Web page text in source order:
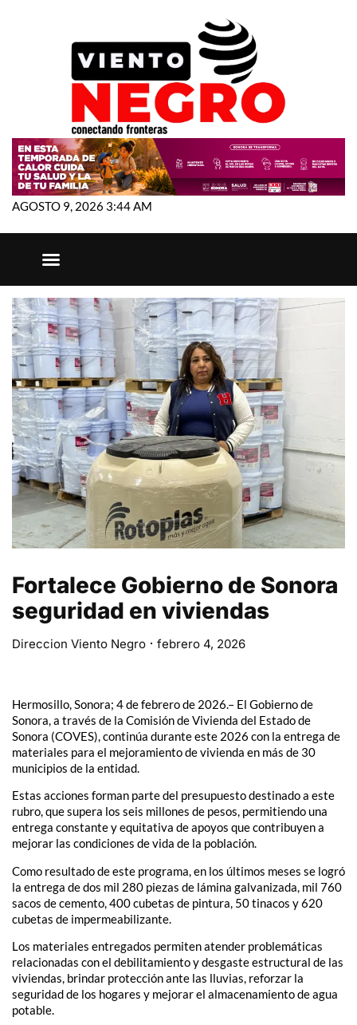
AGOSTO 9, 2026 3:44 AM
Fortalece Gobierno de Sonora
seguridad en viviendas
Direccion Viento Negro febrero 4, 2026
Hermosillo, Sonora; 4 de febrero de 2026.– El Gobierno de
Sonora, a través de la Comisión de Vivienda del Estado de
Sonora (COVES), continúa durante este 2026 con la entrega de
materiales para el mejoramiento de vivienda en más de 30
municipios de la entidad.
Estas acciones forman parte del presupuesto destinado a este
rubro, que supera los seis millones de pesos, permitiendo una
entrega constante y equitativa de apoyos que contribuyen a
mejorar las condiciones de vida de la población.
Como resultado de este programa, en los últimos meses se logró
la entrega de dos mil 280 piezas de lámina galvanizada, mil 760
sacos de cemento, 400 cubetas de pintura, 50 tinacos y 620
cubetas de impermeabilizante.
Los materiales entregados permiten atender problemáticas
relacionadas con el debilitamiento y desgaste estructural de las
viviendas, brindar protección ante las lluvias, reforzar la
seguridad de los hogares y mejorar el almacenamiento de agua
potable.